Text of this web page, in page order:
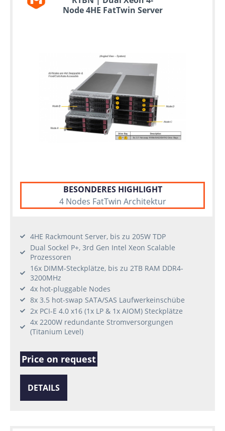
Node 4HE FatTwin Server
BESONDERES HIGHLIGHT
4 Nodes FatTwin Architektur
4HE Rackmount Server, bis zu 205W TDP
Dual Sockel P+, 3rd Gen Intel Xeon Scalable
Prozessoren
16x DIMM-Steckplätze, bis zu 2TB RAM DDR4-
3200MHz
4x hot-pluggable Nodes
8x 3.5 hot-swap SATA/SAS Laufwerkeinschübe
2x PCI-E 4.0 x16 (1x LP & 1x AIOM) Steckplätze
4x 2200W redundante Stromversorgungen
(Titanium Level)
Price on request
DETAILS